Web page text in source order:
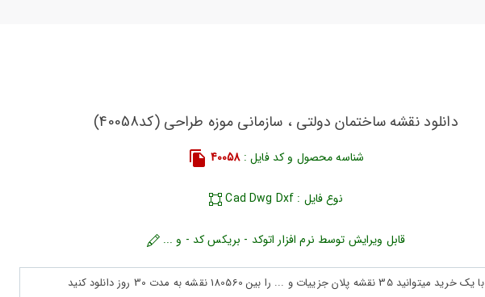
دانلود نقشه ساختمان دولتی ، سازمانی موزه طراحی (کد40058)
شناسه محصول و کد فایل :40058
نوع فایل : Cad Dwg Dxf
قابل ویرایش توسط نرم افزار اتوکد - بریکس کد - و ...
با یک خرید میتوانید 35 نقشه پلان جزییات و ... را بین 180560 نقشه به مدت 30 روز دانلود کنید